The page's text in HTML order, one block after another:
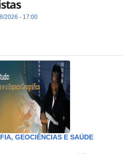
2026 - 17:00
GEOCIÊNCIAS E SAÚDE